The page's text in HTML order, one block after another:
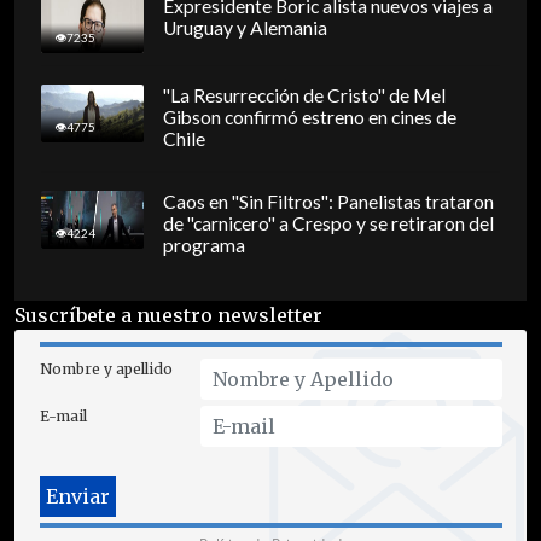
7235
Expresidente Boric alista nuevos viajes a
Uruguay y Alemania
4775
"La Resurrección de Cristo" de Mel
Gibson confirmó estreno en cines de
Chile
4224
Caos en "Sin Filtros": Panelistas trataron
de "carnicero" a Crespo y se retiraron del
programa
Suscríbete a nuestro newsletter
Nombre y apellido
E-mail